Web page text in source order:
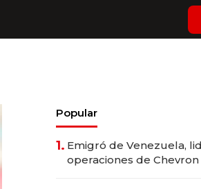
Popular
1. Emigró de Venezuela,
operaciones de Chevron